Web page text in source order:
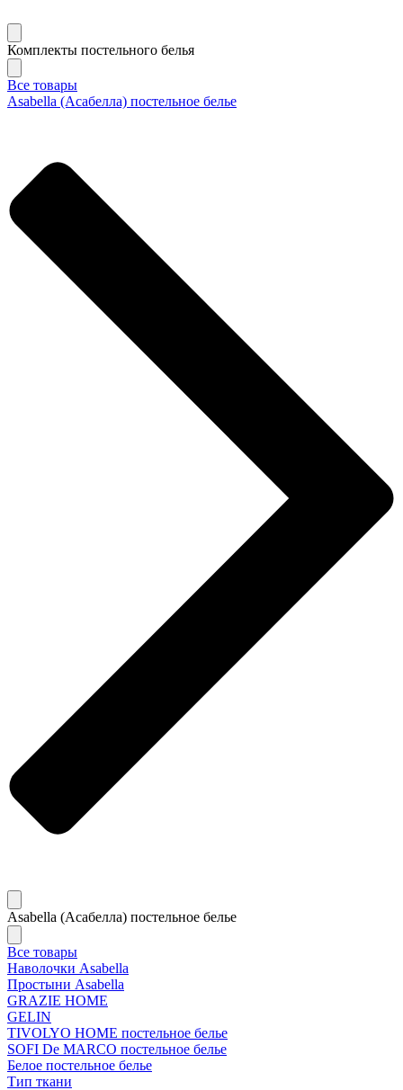
Комплекты постельного белья
Все товары
Asabella (Асабелла) постельное белье
Asabella (Асабелла) постельное белье
Все товары
Наволочки Asabella
Простыни Asabella
GRAZIE HOME
GELIN
TIVOLYO HOME постельное белье
SOFI De MARCO постельное белье
Белое постельное белье
Тип ткани